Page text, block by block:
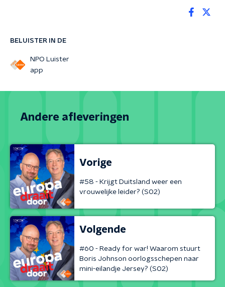
BELUISTER IN DE
NPO Luister
app
Andere afleveringen
Vorige
#58 - Krijgt Duitsland weer een
vrouwelijke leider? (S02)
Volgende
#60 - Ready for war! Waarom stuurt
Boris Johnson oorlogsschepen naar
mini-eilandje Jersey? (S02)